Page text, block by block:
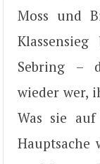
Moss und
Sebring –
wieder wer,
Was sie
Hauptsache